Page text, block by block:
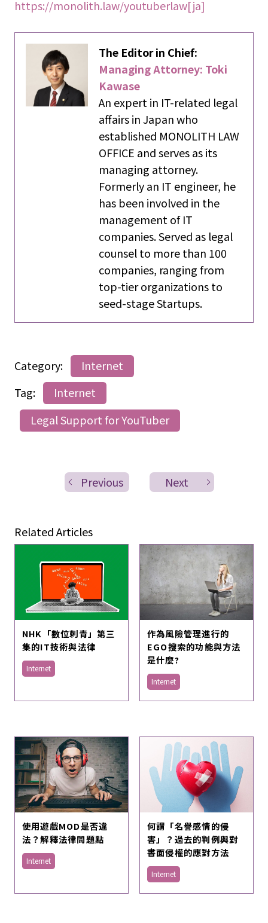
https://monolith.law/youtuberlaw[ja]
The Editor in Chief:
Managing Attorney: Toki
Kawase
An expert in IT-related legal
affairs in Japan who
established MONOLITH LAW
OFFICE and serves as its
managing attorney.
Formerly an IT engineer, he
has been involved in the
management of IT
companies. Served as legal
counsel to more than 100
companies, ranging from
top-tier organizations to
seed-stage Startups.
Category:
Internet
Tag:
Internet
Legal Support for YouTuber
Previous Next
Related Articles
NHK「數位刺青」第三
集的IT技術與法律
Internet
作為風險管理進行的
EGO搜索的功能與方法
是什麼?
Internet
使用遊戲MOD是否違
法？解釋法律問題點
Internet
何謂「名譽感情的侵
害」？過去的判例與對
書面侵權的應對方法
Internet